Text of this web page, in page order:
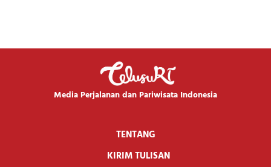
Media Perjalanan dan Pariwisata Indonesia
TENTANG
KIRIM TULISAN